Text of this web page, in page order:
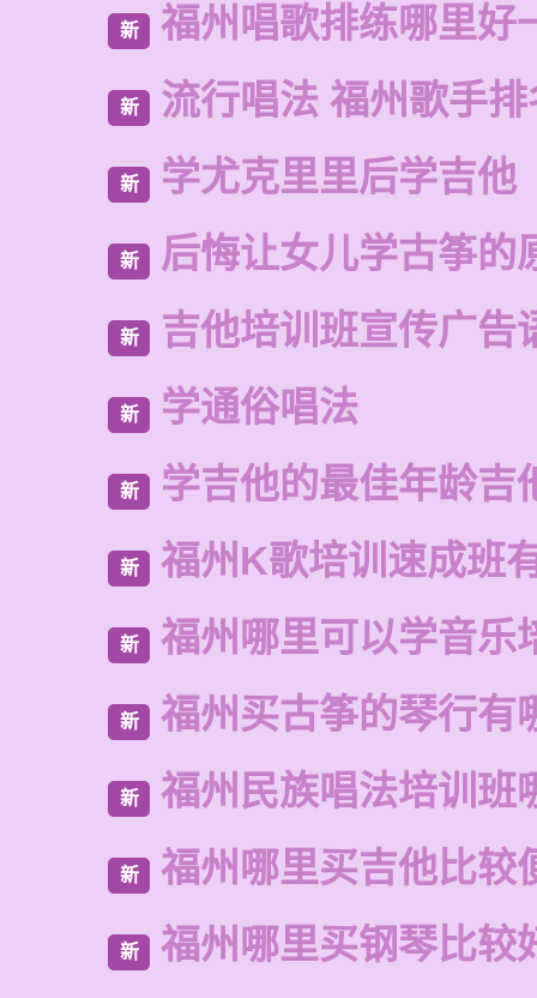
新 福州唱歌排练哪里好
新 流行唱法 福州歌手
新 学尤克里里后学吉他
新 后悔让女儿学古筝的
新 吉他培训班宣传广告
新 学通俗唱法
新 学吉他的最佳年龄吉
新 福州K歌培训速成班
新 福州哪里可以学音乐
新 福州买古筝的琴行有
新 福州民族唱法培训班
新 福州哪里买吉他比较
新 福州哪里买钢琴比较